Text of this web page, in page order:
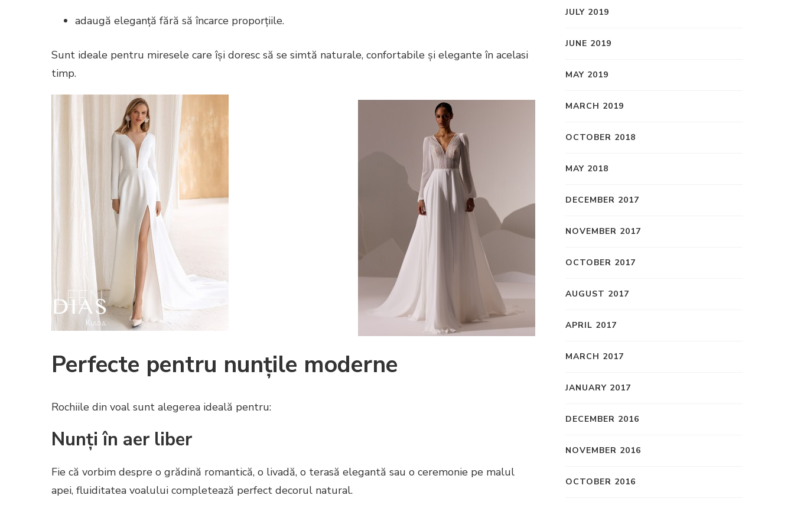
adaugă eleganță fără să încarce proporțiile.
Sunt ideale pentru miresele care își doresc să se simtă naturale, confortabile și elegante în acelasi
timp.
Perfecte pentru nunțile moderne
Rochiile din voal sunt alegerea ideală pentru:
Nunți în aer liber
Fie că vorbim despre o grădină romantică, o livadă, o terasă elegantă sau o ceremonie pe malul
apei, fluiditatea voalului completează perfect decorul natural.
JULY 2019
JUNE 2019
MAY 2019
MARCH 2019
OCTOBER 2018
MAY 2018
DECEMBER 2017
NOVEMBER 2017
OCTOBER 2017
AUGUST 2017
APRIL 2017
MARCH 2017
JANUARY 2017
DECEMBER 2016
NOVEMBER 2016
OCTOBER 2016